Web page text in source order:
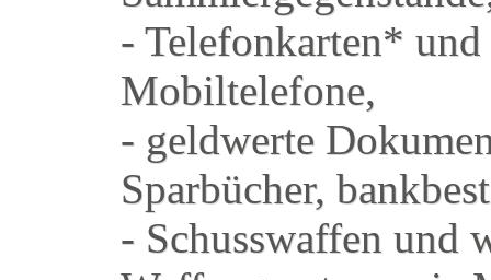
- Telefonkarten*
Mobiltelefone,
- geldwerte
Sparbücher,
- Schusswaffen und